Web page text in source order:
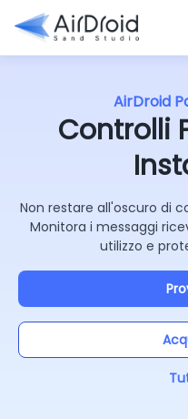
AirDroid
Controlli
Non restare all'oscuro di
Monitora i messaggi
utilizzo e